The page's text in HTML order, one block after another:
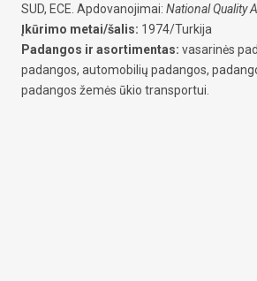
SUD, ECE. Apdovanojimai: National Quality
Įkūrimo metai/šalis: 1974/Turkija
Padangos ir asortimentas: vasarinės
padangos, automobilių padangos,
padangos žemės ūkio transportui.